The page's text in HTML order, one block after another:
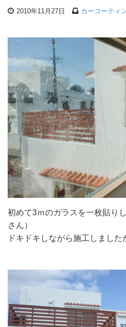
2010年11月27日 カーコーティ
初めて3ｍのガラスを一枚貼り
さん）
ドキドキしながら施工しました